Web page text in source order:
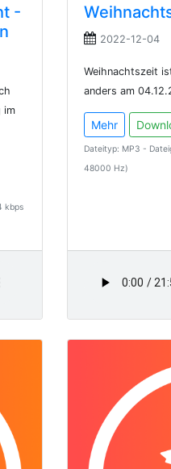
-
im
kbps
2022-12-04
Weihnachtszeit
anders am
Mehr
Dateityp: MP3 -
48000 Hz)